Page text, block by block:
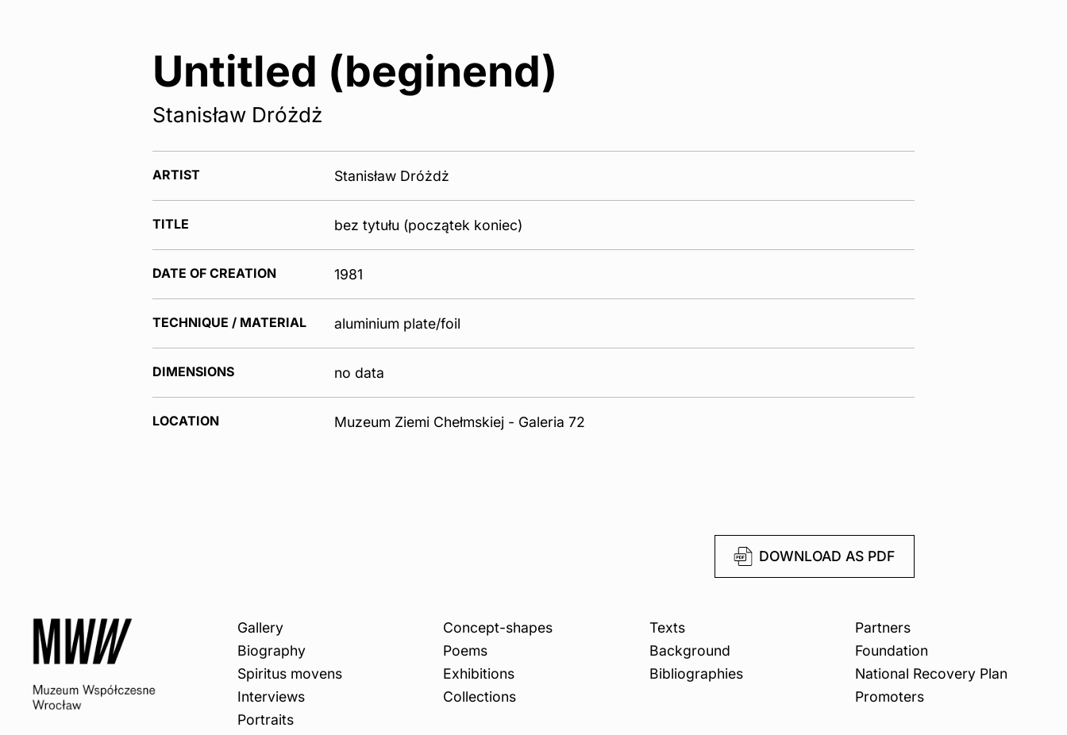
Untitled (beginend)
Stanisław Dróżdż
ARTIST Stanisław Dróżdż
TITLE bez tytułu (początek koniec)
DATE OF CREATION 1981
TECHNIQUE / MATERIAL aluminium plate/foil
DIMENSIONS no data
LOCATION Muzeum Ziemi Chełmskiej - Galeria 72
DOWNLOAD AS PDF
Gallery
Biography
Spiritus movens
Interviews
Portraits
Concept-shapes
Poems
Exhibitions
Collections
Texts
Background
Bibliographies
Partners
Foundation
National Recovery Plan
Promoters